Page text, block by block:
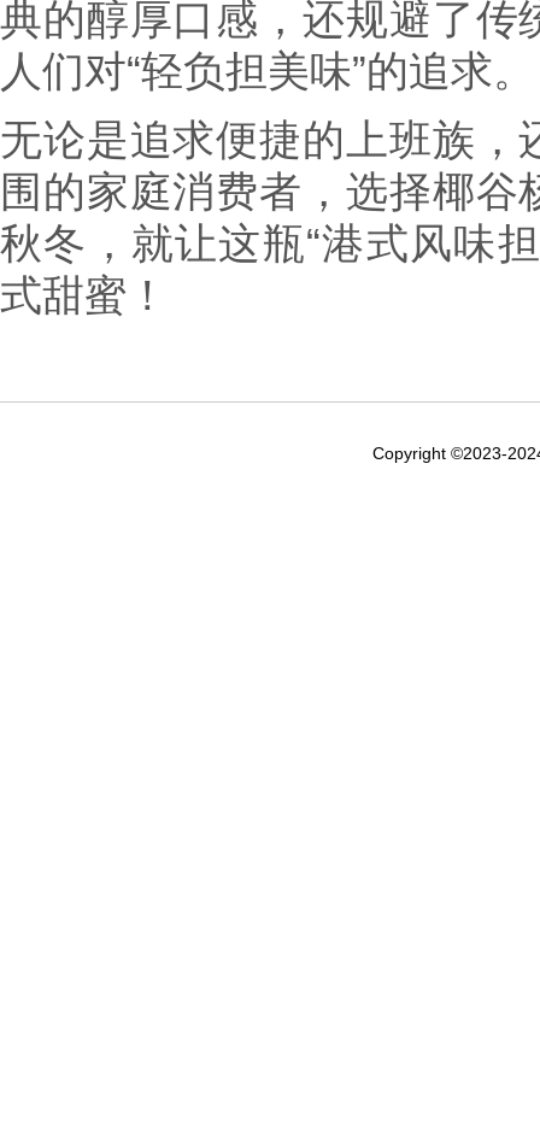
典的醇厚口感，还规避了传
人们对“轻负担美味”的追求。
无论是追求便捷的上班族
围的家庭消费者，选择椰
秋冬，就让这瓶“港式风味
式甜蜜！
Copyright ©2023-